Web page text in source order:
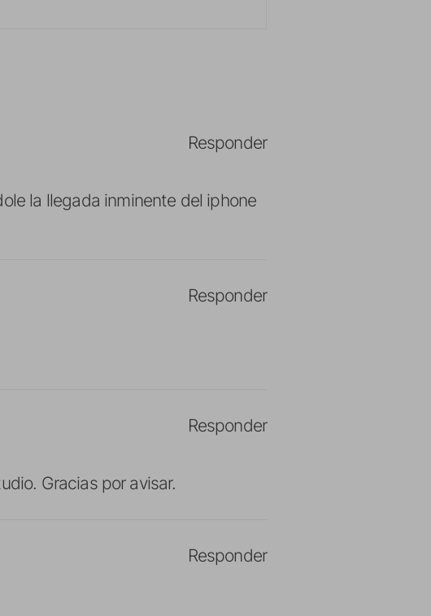
la llegada inminente del iphone
Responder
Responder
Gracias por avisar.
Responder
Responder